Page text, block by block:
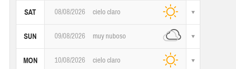
SAT 08/08/2026 cielo claro
SUN 09/08/2026 muy nuboso
MON 10/08/2026 cielo claro